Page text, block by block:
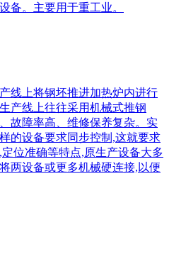
备。主要用于重工业。
线上将钢坯推进加热炉内进行
产线上往往采用机械式推钢
故障率高、维修保养复杂。实
的设备要求同步控制,这就要求
位准确等特点,原生产设备大多
两设备或更多机械硬连接,以便